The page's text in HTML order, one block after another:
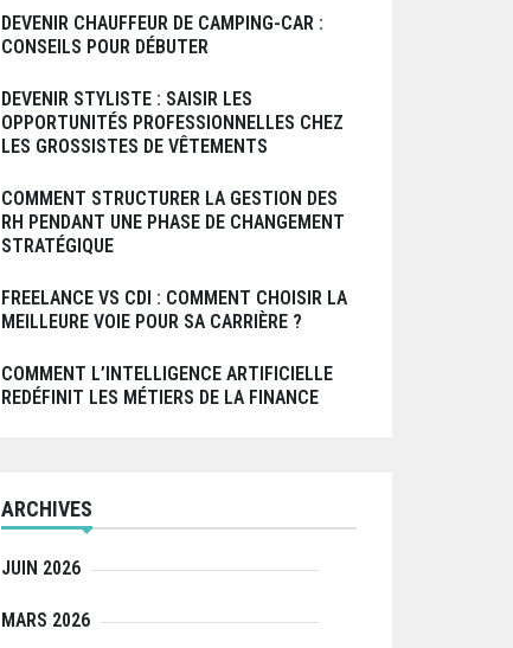
DEVENIR CHAUFFEUR DE CAMPING-CAR :
CONSEILS POUR DÉBUTER
DEVENIR STYLISTE : SAISIR LES
OPPORTUNITÉS PROFESSIONNELLES CHEZ
LES GROSSISTES DE VÊTEMENTS
COMMENT STRUCTURER LA GESTION DES
RH PENDANT UNE PHASE DE CHANGEMENT
STRATÉGIQUE
FREELANCE VS CDI : COMMENT CHOISIR LA
MEILLEURE VOIE POUR SA CARRIÈRE ?
COMMENT L’INTELLIGENCE ARTIFICIELLE
REDÉFINIT LES MÉTIERS DE LA FINANCE
ARCHIVES
JUIN 2026
MARS 2026